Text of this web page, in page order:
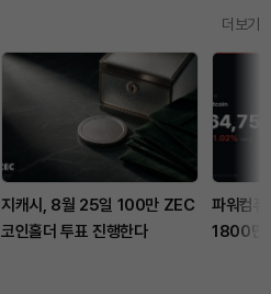
더보기
지캐시, 8월 25일 100만 ZEC
코인홀더 투표 진행한다
파워컴
1800만